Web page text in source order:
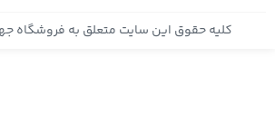
کلیه حقوق این سایت متعلق به فروشگاه